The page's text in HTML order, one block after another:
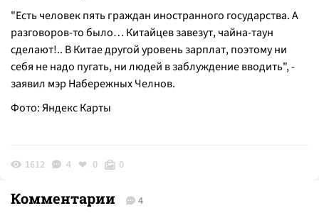
"Есть человек пять граждан иностранного государства. А
разговоров-то было… Китайцев завезут, чайна-таун
сделают!.. В Китае другой уровень зарплат, поэтому ни
себя не надо пугать, ни людей в заблуждение вводить", -
заявил мэр Набережных Челнов.
Фото: Яндекс Карты
1612 4 0 0
Комментарии 4